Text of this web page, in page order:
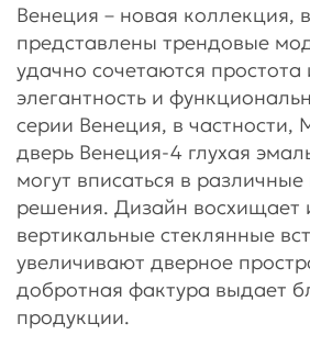
Венеция – новая коллекция,
представлены трендовые
удачно сочетаются простота
элегантность и
серии Венеция, в
дверь Венеция-4 глухая
могут вписаться в
решения. Дизайн восхищает
вертикальные стеклянные
увеличивают дверное
добротная фактура выдает
продукции.